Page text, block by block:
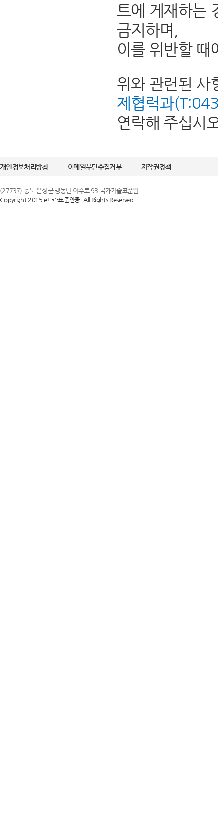
트에 게재하는
금지하며,
이를 위반할 때
위와 관련된 사
제협력과
연락해 주십시
개인정보처리방침 이메일무단수집거부 저작권정책
(27737) 충북 음성군 맹동면 이수로 93 국가기술표준원
Copyright 2015 e나라표준인증. All Rights Reserved.